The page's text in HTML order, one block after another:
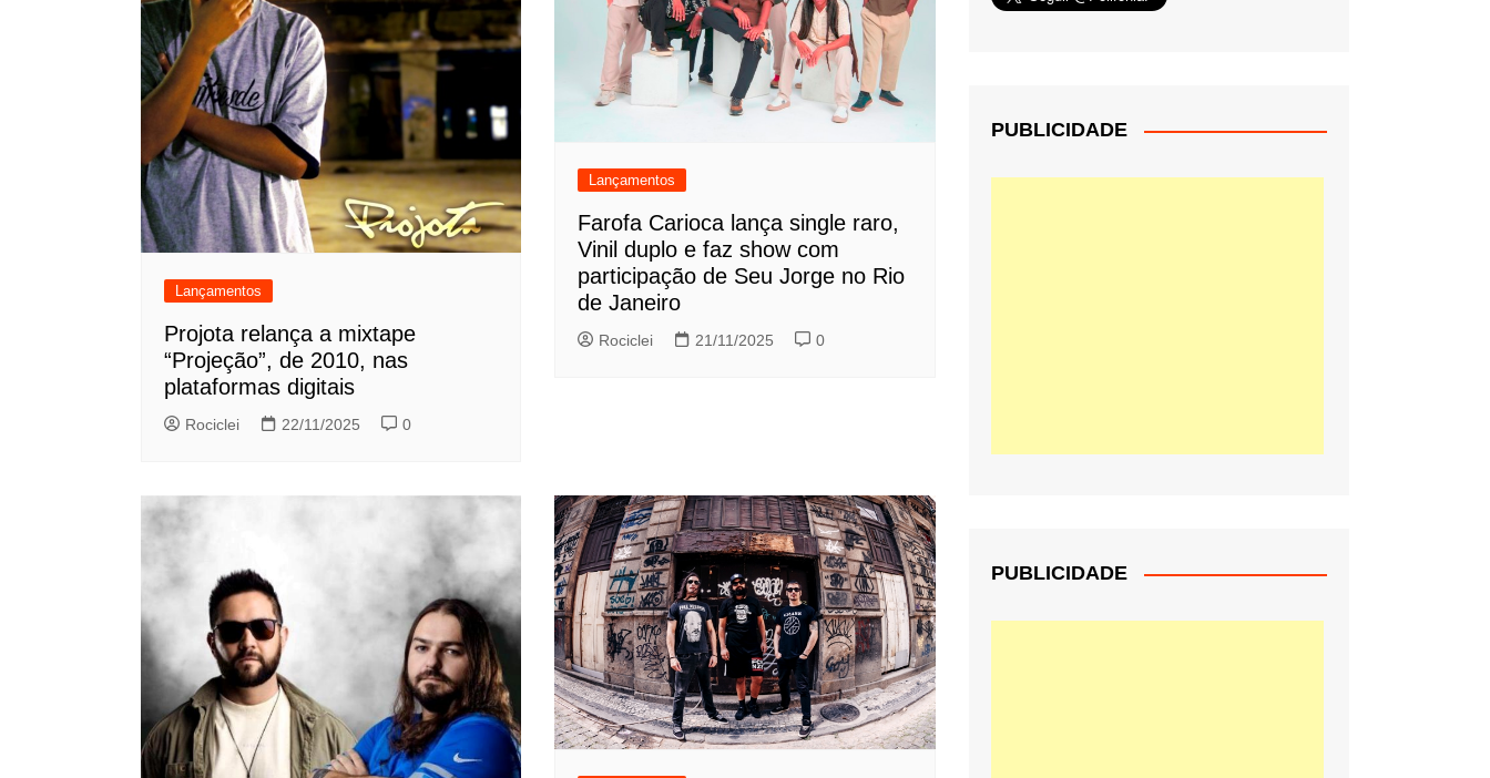
Lançamentos
Projota relança a mixtape
“Projeção”, de 2010, nas
plataformas digitais
Rociclei 22/11/2025 0
Lançamentos
Farofa Carioca lança single raro,
Vinil duplo e faz show com
participação de Seu Jorge no Rio
de Janeiro
Rociclei 21/11/2025 0
PUBLICIDADE
PUBLICIDADE